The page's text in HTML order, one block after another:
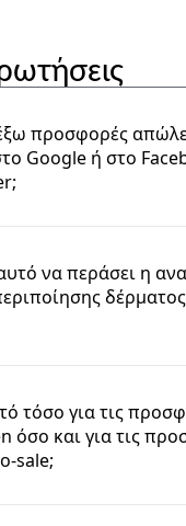
προσφορές
Google ή στο
να περάσει η
τόσο για τις
όσο και για τις
sale;